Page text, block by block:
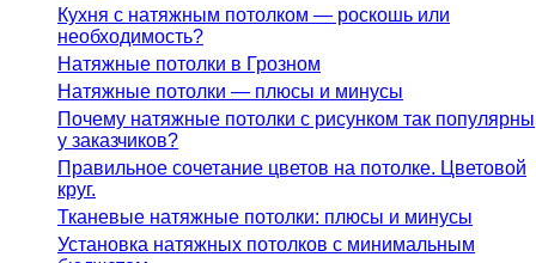
Кухня с натяжным потолком — роскошь или
необходимость?
Натяжные потолки в Грозном
Натяжные потолки — плюсы и минусы
Почему натяжные потолки с рисунком так популярны
у заказчиков?
Правильное сочетание цветов на потолке. Цветовой
круг.
Тканевые натяжные потолки: плюсы и минусы
Установка натяжных потолков с минимальным